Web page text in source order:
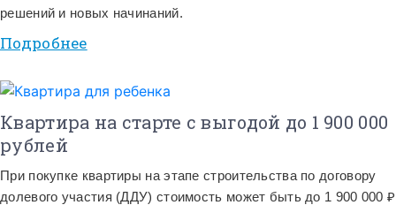
решений и новых начинаний.
Подробнее
Квартира на старте с выгодой до 1 900 000
рублей
При покупке квартиры на этапе строительства по договору
долевого участия (ДДУ) стоимость может быть до 1 900 000 ₽